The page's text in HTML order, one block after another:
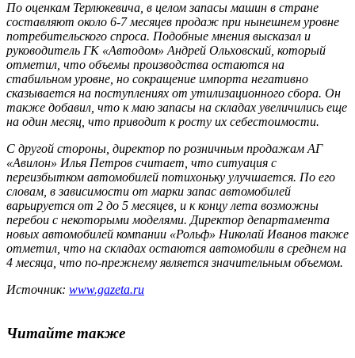
По оценкам Терлюкевича, в целом запасы машин в стране
составляют около 6-7 месяцев продаж при нынешнем уровне
потребительского спроса. Подобные мнения высказал и
руководитель ГК «Автодом» Андрей Ольховский, который
отметил, что объемы производства остаются на
стабильном уровне, но сокращение импорта негативно
сказывается на поступлениях от утилизационного сбора. Он
также добавил, что к маю запасы на складах увеличились еще
на один месяц, что приводит к росту их себестоимости.
С другой стороны, директор по розничным продажам АГ
«Авилон» Илья Петров считает, что ситуация с
переизбытком автомобилей потихоньку улучшается. По его
словам, в зависимости от марки запас автомобилей
варьируется от 2 до 5 месяцев, и к концу лета возможны
перебои с некоторыми моделями. Директор департамента
новых автомобилей компании «Рольф» Николай Иванов также
отметил, что на складах остаются автомобили в среднем на
4 месяца, что по-прежнему является значительным объемом.
Источник: www.gazeta.ru
Читайте также